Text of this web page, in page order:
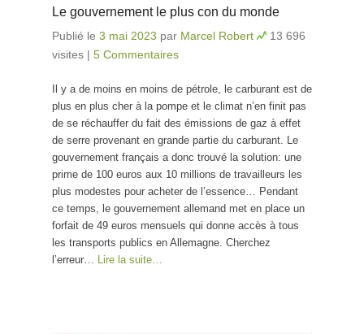
Le gouvernement le plus con du monde
Publié le 3 mai 2023 par Marcel Robert
13 696
visites | 5 Commentaires
Il y a de moins en moins de pétrole, le carburant est de
plus en plus cher à la pompe et le climat n’en finit pas
de se réchauffer du fait des émissions de gaz à effet
de serre provenant en grande partie du carburant. Le
gouvernement français a donc trouvé la solution: une
prime de 100 euros aux 10 millions de travailleurs les
plus modestes pour acheter de l’essence… Pendant
ce temps, le gouvernement allemand met en place un
forfait de 49 euros mensuels qui donne accès à tous
les transports publics en Allemagne. Cherchez
l’erreur… Lire la suite…